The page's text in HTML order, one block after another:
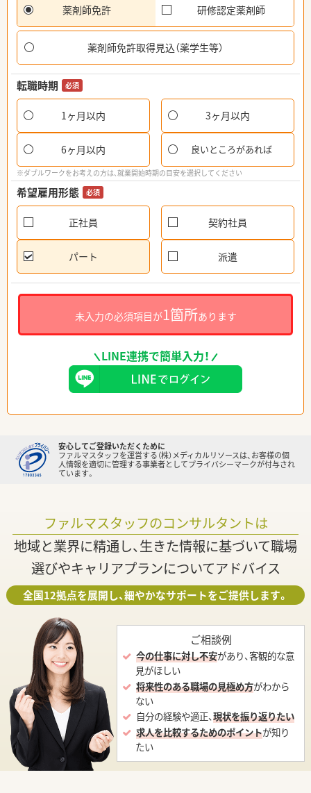
薬剤師免許 研修認定薬剤師
薬剤師免許取得見込（薬学生等）
転職時期 必須
1ヶ月以内 3ヶ月以内
6ヶ月以内 良いところがあれば
※ダブルワークをお考えの方は、就業開始時期の目安を選択してください
希望雇用形態 必須
正社員 契約社員
パート 派遣
未入力の必須項目が1箇所あります
LINE連携で簡単入力！
安心してご登録いただくために
ファルマスタッフを運営する（株）メディカルリソースは、お客様の個
人情報を適切に管理する事業者としてプライバシーマークが付与され
ています。
ファルマスタッフのコンサルタントは
地域と業界に精通し、生きた情報に基づいて職場
選びやキャリアプランについてアドバイス
全国12拠点を展開し、細やかなサポートをご提供します。
ご相談例
今の仕事に対し不安があり、客観的な意
見がほしい
将来性のある職場の見極め方がわから
ない
自分の経験や適正、現状を振り返りたい
求人を比較するためのポイントが知り
たい